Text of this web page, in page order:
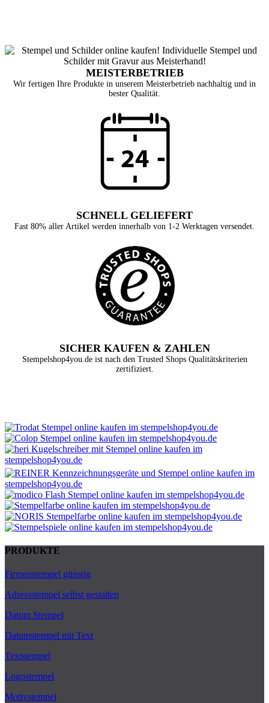
MEISTERBETRIEB
Wir fertigen Ihre Produkte in unserem Meisterbetrieb nachhaltig und in
bester Qualität.
SCHNELL GELIEFERT
Fast 80% aller Artikel werden innerhalb von 1-2 Werktagen versendet.
SICHER KAUFEN & ZAHLEN
Stempelshop4you.de ist nach den Trusted Shops Qualitätskriterien
zertifiziert.
PRODUKTE
Firmenstempel günstig
Adressstempel selbst gestalten
Datum Stempel
Datumstempel mit Text
Textstempel
Logostempel
Motivstempel